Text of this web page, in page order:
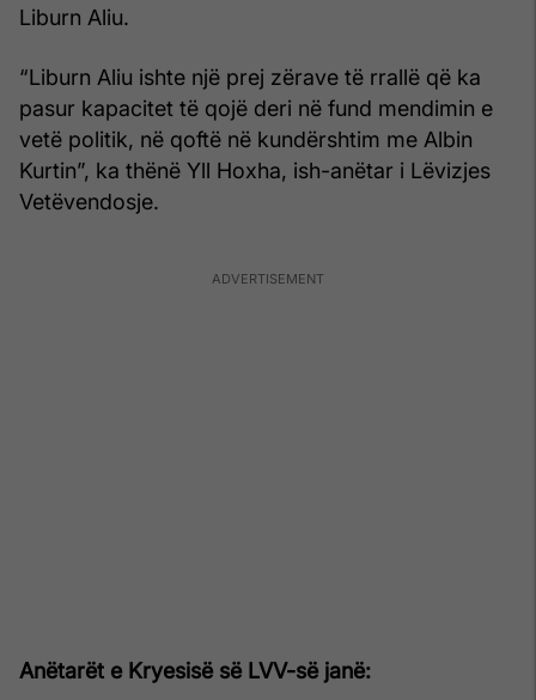
Liburn Aliu.
“Liburn Aliu ishte një prej zërave të rrallë që ka
pasur kapacitet të qojë deri në fund mendimin e
vetë politik, në qoftë në kundërshtim me Albin
Kurtin”, ka thënë Yll Hoxha, ish-anëtar i Lëvizjes
Vetëvendosje.
Anëtarët e Kryesisë së LVV-së janë: